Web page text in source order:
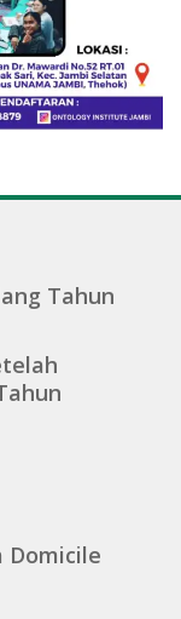
Tahun
Domicile